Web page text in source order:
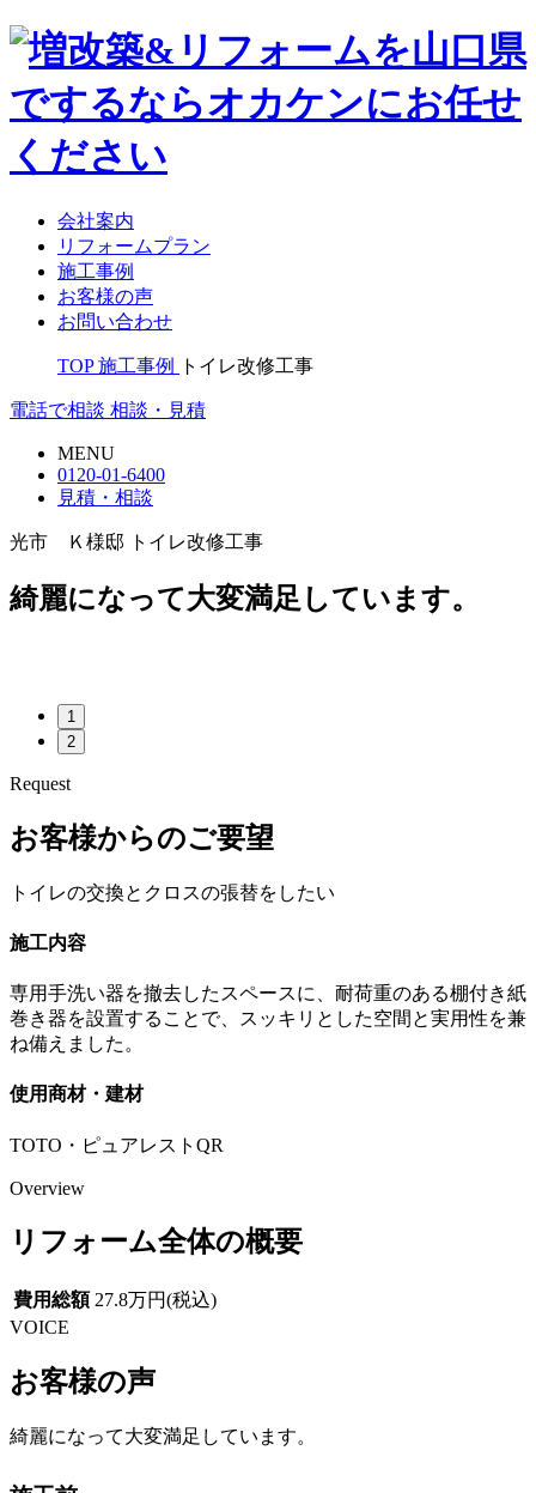
会社案内
リフォームプラン
施工事例
お客様の声
お問い合わせ
TOP 施工事例 トイレ改修工事
電話で相談 相談・見積
MENU
0120-01-6400
見積・相談
光市 Ｋ様邸 トイレ改修工事
綺麗になって大変満足しています。
1
2
Request
お客様からのご要望
トイレの交換とクロスの張替をしたい
施工内容
専用手洗い器を撤去したスペースに、耐荷重のある棚付き紙
巻き器を設置することで、スッキリとした空間と実用性を兼
ね備えました。
使用商材・建材
TOTO・ピュアレストQR
Overview
リフォーム全体の概要
費用総額 27.8万円(税込)
VOICE
お客様の声
綺麗になって大変満足しています。